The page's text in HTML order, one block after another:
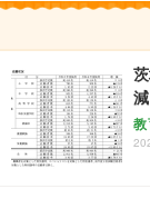
減
教